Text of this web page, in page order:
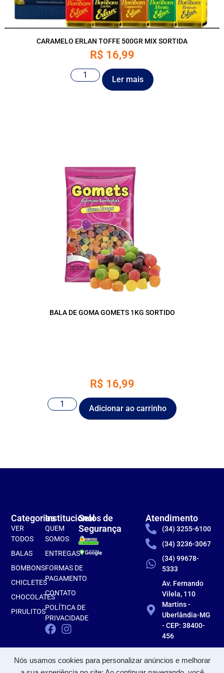
Nós usamos cookies para personalizar anúncios e melhorar
CARAMELO ERLAN TOFFE 500GR MIX SORTIDA
R$ 16,99
Ler mais
BALA DE GOMA GOMETS 1KG SORTIDO
R$ 16,99
Adicionar ao carrinho
Institucional
QUEM
SOMOS
ENTREGAS
FORMAS DE
PAGAMENTO
CONTATO
POLÍTICA DE
PRIVACIDADE
Categorias
VER
TODOS
BALAS
BOMBONS
CHICLETES
CHOCOLATES
PIRULITOS
Atendimento
(34) 3255-6100
(34) 3236-3067
(34) 99678-
5333
Av. Fernando
Vilela, 110
Martins -
Uberlândia-MG
- CEP: 38400-
456
Selos de
Segurança